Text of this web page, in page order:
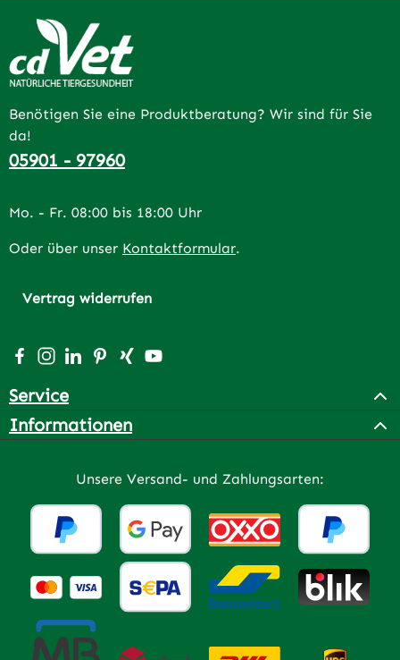
Benötigen Sie eine Produktberatung? Wir sind für Sie
da!
05901 - 97960
Mo. - Fr. 08:00 bis 18:00 Uhr
Oder über unser Kontaktformular.
Vertrag widerrufen
Besuche uns auf Facebook – öffnet in neuem Tab
Schau auf Instagram vorbei – öffnet in neuem Tab
Vernetze dich mit uns auf LinkedIn – öffnet in
Lass dich auf Pinterest inspirieren – öffnet
Vernetze dich mit uns auf Xing – öffnet
Sieh dir unsere Videos auf YouTube
Service
Informationen
Unsere Versand- und Zahlungsarten: